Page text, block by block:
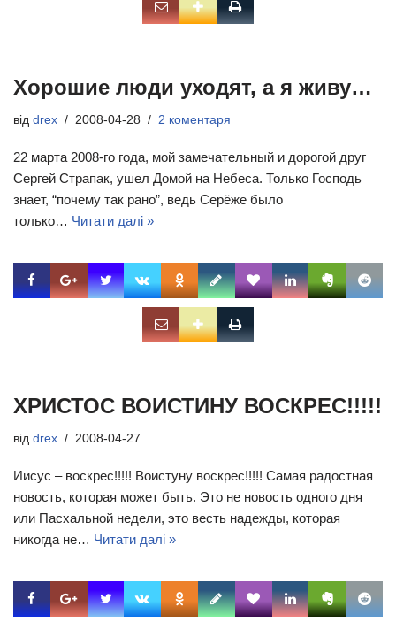
Хорошие люди уходят, а я живу…
від drex 2008-04-28 2 коментаря
22 марта 2008-го года, мой замечательный и дорогой друг
Сергей Страпак, ушел Домой на Небеса. Только Господь
знает, “почему так рано”, ведь Серёже было
только… Читати далі »
ХРИСТОС ВОИСТИНУ ВОСКРЕС!!!!!
від drex 2008-04-27
Иисус – воскрес!!!!! Воистуну воскрес!!!!! Самая радостная
новость, которая может быть. Это не новость одного дня
или Пасхальной недели, это весть надежды, которая
никогда не… Читати далі »